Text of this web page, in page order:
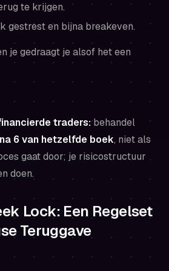
te krijgen.
gestrest en bijna breakeven.
je gedraagt je alsof het een
traders:behandel
6 van hetzelfde boek, niet als
gaat door; je risicostructuur
doen.
Lock: Een Regelset
Teruggave